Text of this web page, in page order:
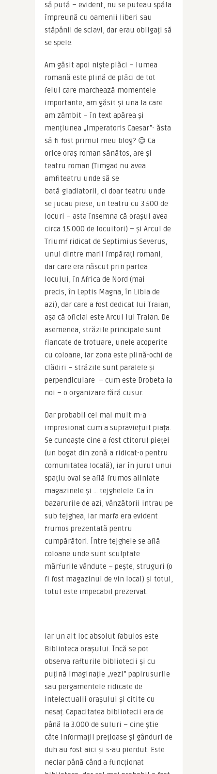
să pută – evident, nu se puteau spăla
împreună cu oamenii liberi sau
stăpânii de sclavi, dar erau obligați să
se spele.
Am găsit apoi niște plăci – lumea
romană este plină de plăci de tot
felul care marchează momentele
importante, am găsit și una la care
am zâmbit – în text apărea și
mențiunea „Imperatoris Caesar”- ăsta
să fi fost primul meu blog? 😊 Ca
orice oraș roman sănătos, are și
teatru roman (Timgad nu avea
amfiteatru unde să se
bată gladiatorii, ci doar teatru unde
se jucau piese, un teatru cu 3.500 de
locuri – asta însemna că orașul avea
circa 15.000 de locuitori) – și Arcul de
Triumf ridicat de Septimius Severus,
unul dintre marii împărați romani,
dar care era născut prin partea
locului, în Africa de Nord (mai
precis, în Leptis Magna, în Libia de
azi), dar care a fost dedicat lui Traian,
așa că oficial este Arcul lui Traian. De
asemenea, străzile principale sunt
flancate de trotuare, unele acoperite
cu coloane, iar zona este plină-ochi de
clădiri – străzile sunt paralele și
perpendiculare  – cum este Drobeta la
noi – o organizare fără cusur.
Dar probabil cel mai mult m-a
impresionat cum a supraviețuit piața.
Se cunoaște cine a fost ctitorul pieței
(un bogat din zonă a ridicat-o pentru
comunitatea locală), iar în jurul unui
spațiu oval se află frumos aliniate
magazinele și … tejghelele. Ca în
bazarurile de azi, vânzătorii intrau pe
sub tejghea, iar marfa era evident
frumos prezentată pentru
cumpărători. Între tejghele se află
coloane unde sunt sculptate
mărfurile vândute – pește, struguri (o
fi fost magazinul de vin local) și totul,
totul este impecabil prezervat.
Iar un alt loc absolut fabulos este
Biblioteca orașului. Încă se pot
observa rafturile bibliotecii și cu
puțină imaginație „vezi” papirusurile
sau pergamentele ridicate de
intelectualii orașului și citite cu
nesaț. Capacitatea bibliotecii era de
până la 3.000 de suluri – cine știe
câte informații prețioase și gânduri de
duh au fost aici și s-au pierdut. Este
neclar până când a funcționat